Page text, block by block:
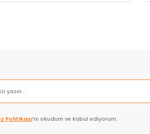
Politikası’nı okudum ve kabul ediyorum.